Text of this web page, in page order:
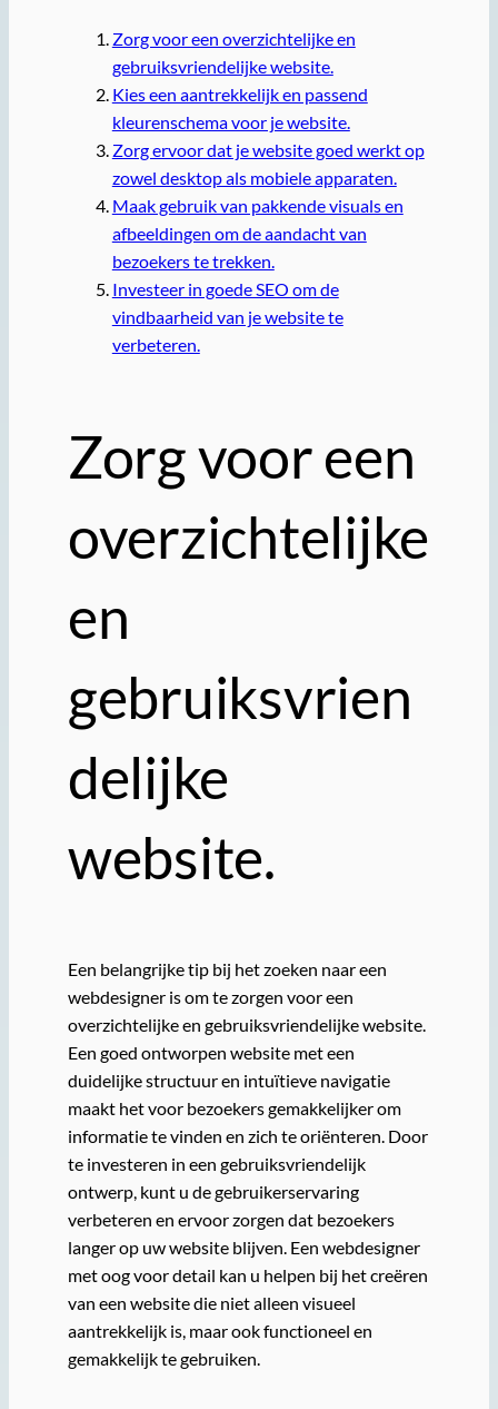
Zorg voor een overzichtelijke en
gebruiksvriendelijke website.
Kies een aantrekkelijk en passend
kleurenschema voor je website.
Zorg ervoor dat je website goed werkt op
zowel desktop als mobiele apparaten.
Maak gebruik van pakkende visuals en
afbeeldingen om de aandacht van
bezoekers te trekken.
Investeer in goede SEO om de
vindbaarheid van je website te
verbeteren.
Zorg voor een
overzichtelijke
en
gebruiksvrien
delijke
website.
Een belangrijke tip bij het zoeken naar een
webdesigner is om te zorgen voor een
overzichtelijke en gebruiksvriendelijke website.
Een goed ontworpen website met een
duidelijke structuur en intuïtieve navigatie
maakt het voor bezoekers gemakkelijker om
informatie te vinden en zich te oriënteren. Door
te investeren in een gebruiksvriendelijk
ontwerp, kunt u de gebruikerservaring
verbeteren en ervoor zorgen dat bezoekers
langer op uw website blijven. Een webdesigner
met oog voor detail kan u helpen bij het creëren
van een website die niet alleen visueel
aantrekkelijk is, maar ook functioneel en
gemakkelijk te gebruiken.